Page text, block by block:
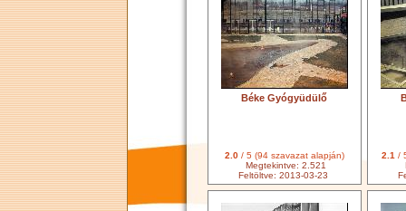
Béke Gyógyüdülő
2.0/ 5 (94 szavazat alapján)
Megtekintve: 2.521
Feltöltve: 2013-03-23
2.1 /